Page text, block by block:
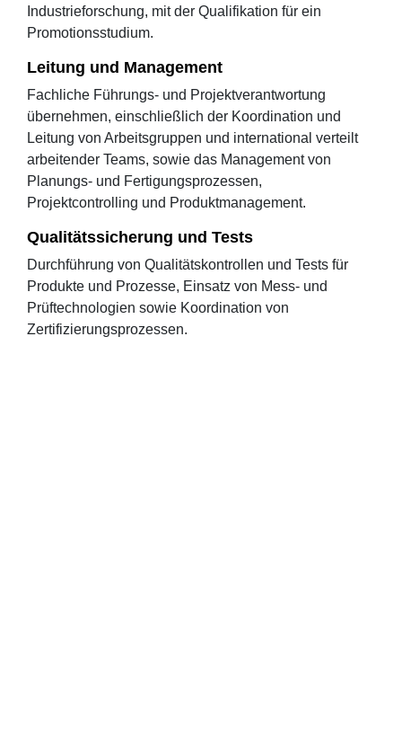
Industrieforschung, mit der Qualifikation für ein
Promotionsstudium.
Leitung und Management
Fachliche Führungs- und Projektverantwortung
übernehmen, einschließlich der Koordination und
Leitung von Arbeitsgruppen und international verteilt
arbeitender Teams, sowie das Management von
Planungs- und Fertigungsprozessen,
Projektcontrolling und Produktmanagement.
Qualitätssicherung und Tests
Durchführung von Qualitätskontrollen und Tests für
Produkte und Prozesse, Einsatz von Mess- und
Prüftechnologien sowie Koordination von
Zertifizierungsprozessen.